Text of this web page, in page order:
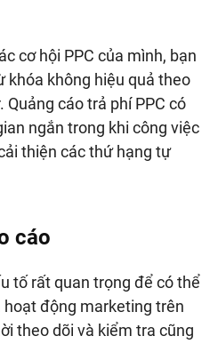
cơ hội PPC của mình, bạn
khóa không hiệu quả theo
Quảng cáo trả phí PPC có
ngắn trong khi công việc
thiện các thứ hạng tự
cáo
tố rất quan trọng để có thể
động marketing trên
theo dõi và kiểm tra cũng